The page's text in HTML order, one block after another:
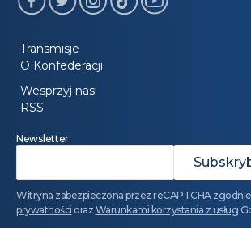
Transmisje
O Konfederacji
Wesprzyj nas!
RSS
Newsletter
Witryna zabezpieczona przez reCAPTCHA
prywatności oraz Warunkami korzystania z usług